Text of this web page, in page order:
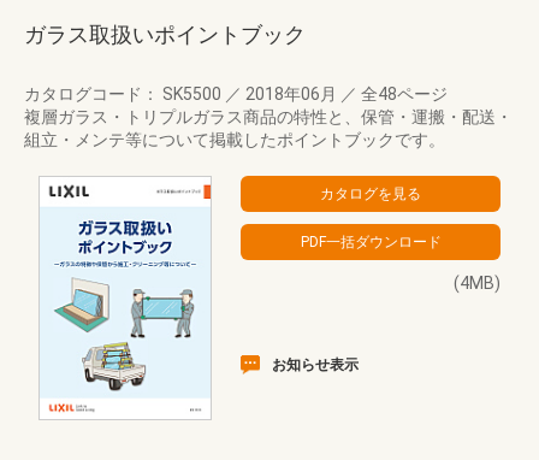
ガラス取扱いポイントブック
カタログコード： SK5500 ／ 2018年06月 ／ 全48ページ
複層ガラス・トリプルガラス商品の特性と、保管・運搬・配送・
組立・メンテ等について掲載したポイントブックです。
(4MB)
お知らせ表示